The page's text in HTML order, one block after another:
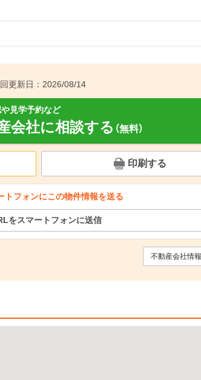
更新日：2026/08/14
見学予約など
会社に相談する （無料）
印刷する
トフォンにこの物件情報を送る
をスマートフォンに送信
不動産会社情